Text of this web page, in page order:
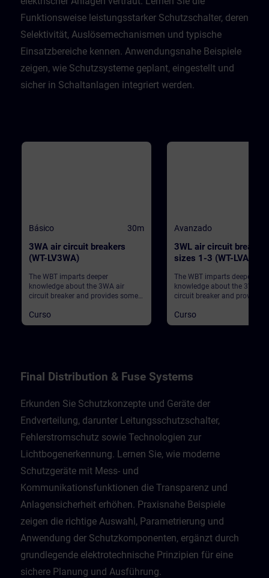
Funktionsweise leistungsstarker Schutzschalter, deren
Selektivität, Auslösemechanismen und typische
Einsatzbereiche kennen. Anwendungsnahe Beispiele
zeigen, wie Schutzsysteme geplant, eingestellt und
sicher in Schaltanlagen integriert werden.
Básico 30m
3WA air circuit breakers
(WT-LV3WA)
The WBT imparts deeper
knowledge about the 3WA air
circuit breaker and provides some
Curso
Avanzado
3WL air circuit breakers
sizes 1-3 (WT-LVA3WL)
The WBT imparts deeper
knowledge about the 3WL air
circuit breaker and provides
Curso
Final Distribution & Fuse Systems
Erkunden Sie Schutzkonzepte und Geräte der
Endverteilung, darunter Leitungsschutzschalter,
Fehlerstromschutz sowie Technologien zur
Lichtbogenerkennung. Lernen Sie, wie moderne
Schutzgeräte mit Mess- und
Kommunikationsfunktionen die Transparenz und
Anlagensicherheit erhöhen. Praxisnahe Beispiele
zeigen die richtige Auswahl, Parametrierung und
Anwendung der Schutzkomponenten, ergänzt durch
grundlegende elektrotechnische Prinzipien für eine
sichere Planung und Ausführung.